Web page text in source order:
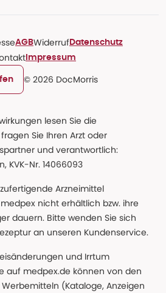
AGBWiderruf Datenschutz
Impressum
© 2026 DocMorris
lesen Sie die
Sie Ihren Arzt oder
und verantwortlich:
KVK-Nr. 14066093
Arzneimittel
nicht erhältlich bzw. ihre
dauern. Bitte wenden Sie sich
an unseren Kundenservice.
und Irrtum
auf medpex.de können von den
(Kataloge, Anzeigen